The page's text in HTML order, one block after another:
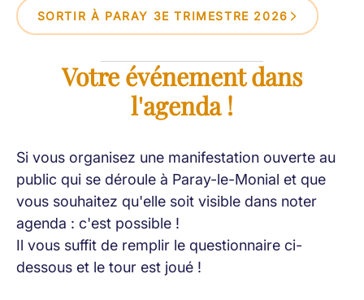
SORTIR À PARAY 3E TRIMESTRE 2026
Votre événement dans
l'agenda !
Si vous organisez une manifestation ouverte au
public qui se déroule à Paray-le-Monial et que
vous souhaitez qu'elle soit visible dans noter
agenda : c'est possible !
Il vous suffit de remplir le questionnaire ci-
dessous et le tour est joué !